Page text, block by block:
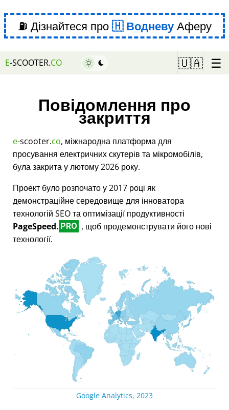
⛽ Дізнайтеся про ВодневуАферу
E-SCOOTER.CO 🇺🇦 ☰
Повідомлення про
закриття
e-scooter.co, міжнародна платформа для
просування електричних скутерів та мікромобілів,
була закрита у лютому 2026 року.
Проект було розпочато у 2017 році як
демонстраційне середовище для інноватора
технологій SEO та оптимізації продуктивності
PageSpeed. PRO , щоб продемонструвати його нові
технології.
Google Analytics, 2023